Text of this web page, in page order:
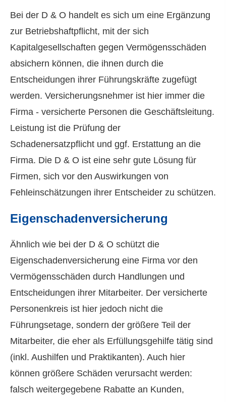
Bei der D & O handelt es sich um eine Ergänzung
zur Betriebshaftpflicht, mit der sich
Kapitalgesellschaften gegen Vermögensschäden
absichern können, die ihnen durch die
Entscheidungen ihrer Führungskräfte zugefügt
werden. Versicherungsnehmer ist hier immer die
Firma - versicherte Per­sonen die Geschäftsleitung.
Leistung ist die Prüfung der
Schadenersatzpflicht und ggf. Erstattung an die
Firma. Die D & O ist eine sehr gute Lösung für
Firmen, sich vor den Auswirkungen von
Fehleinschätzungen ihrer Entscheider zu schützen.
Eigenschadenversicherung
Ähnlich wie bei der D & O schützt die
Eigenschadenversicherung eine Firma vor den
Vermögensschäden durch Handlungen und
Entscheidungen ihrer Mitarbeiter. Der versicherte
Per­sonenkreis ist hier jedoch nicht die
Führungsetage, sondern der größere Teil der
Mitarbeiter, die eher als Erfüllungsgehilfe tätig sind
(inkl. Aushilfen und Praktikanten). Auch hier
können größere Schäden verursacht werden:
falsch weitergegebene Rabatte an Kunden,